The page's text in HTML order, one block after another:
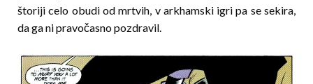
štoriji celo obudi od mrtvih, v arkhamski igri pa se sekira,
da ga ni pravočasno pozdravil.